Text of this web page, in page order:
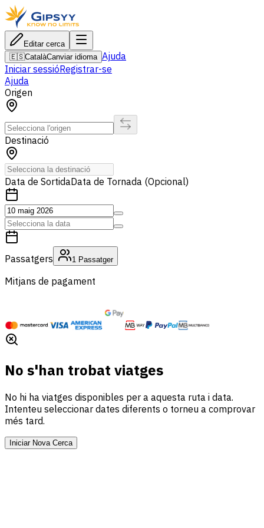
Editar cerca
🇪🇸CatalàCanviar idioma Ajuda
Iniciar sessióRegistrar-se
Ajuda
Origen
Destinació
Data de SortidaData de Tornada (Opcional)
Passatgers 1 Passatger
Mitjans de pagament
No s'han trobat viatges
No hi ha viatges disponibles per a aquesta ruta i data.
Intenteu seleccionar dates diferents o torneu a comprovar
més tard.
Iniciar Nova Cerca